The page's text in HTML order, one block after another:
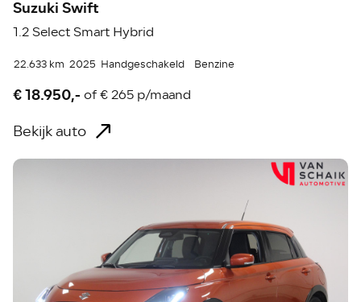
Suzuki Swift
1.2 Select Smart Hybrid
22.633 km 2025 Handgeschakeld Benzine
€ 18.950,- of€ 265 p/maand
Bekijk auto